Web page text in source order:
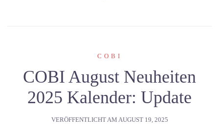
COBI
COBI August Neuheiten
2025 Kalender: Update
VERÖFFENTLICHT AM AUGUST 19, 2025